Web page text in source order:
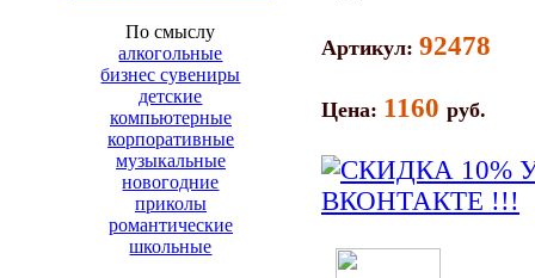
По смыслу
алкогольные
бизнес сувениры
детские
компьютерные
корпоративные
музыкальные
новогодние
приколы
романтические
школьные
Артикул: 92478
Цена: 1160 руб.